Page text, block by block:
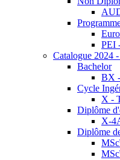
PEI
Catalogue 2024
Bachelor
BX
Cycle
X -
Diplôme
X-
Diplôme